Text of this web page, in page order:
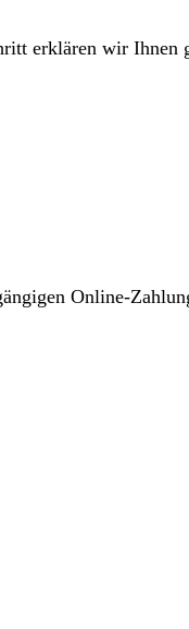
erklären wir Ihnen
Online-